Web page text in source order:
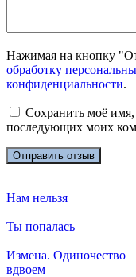
Нажимая на кнопку
обработку
конфиденциальности.
Сохранить моё имя,
последующих моих
Нам нельзя
Ты попалась
Измена. Одиночество
вдвоем